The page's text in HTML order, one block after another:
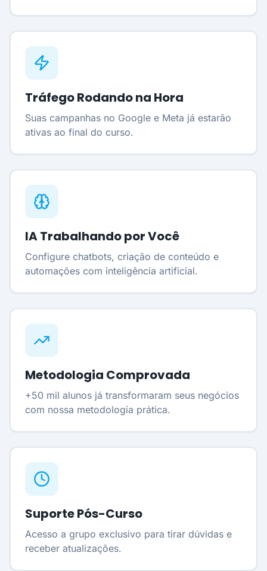
Tráfego Rodando na Hora
Suas campanhas no Google e Meta já estarão
ativas ao final do curso.
IA Trabalhando por Você
Configure chatbots, criação de conteúdo e
automações com inteligência artificial.
Metodologia Comprovada
+50 mil alunos já transformaram seus negócios
com nossa metodologia prática.
Suporte Pós-Curso
Acesso a grupo exclusivo para tirar dúvidas e
receber atualizações.